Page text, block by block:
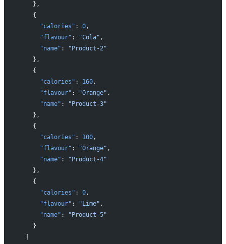
    },
    {
      "calories"
: 0,
      "flavour"
: "Cola" ,
      "name"
:
"Product-2"
    },
    {
      "calories"
: 160,
      "flavour"
: "Orange" ,
      "name"
:
"Product-3"
    },
    {
      "calories"
: 100,
      "flavour"
: "Orange" ,
      "name"
:
"Product-4"
    },
    {
      "calories"
: 0,
      "flavour"
: "Lime" ,
      "name"
:
"Product-5"
    }